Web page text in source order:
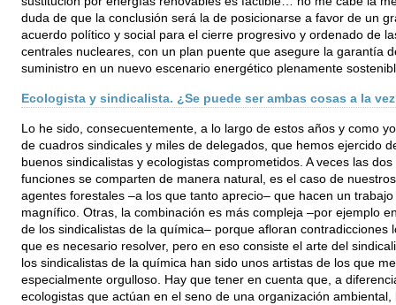
duda de que la conclusión será la de posicionarse a favor de un
acuerdo político y social para el cierre progresivo y ordenado de
centrales nucleares, con un plan puente que asegure la garantía
suministro en un nuevo escenario energético plenamente
Ecologista y sindicalista. ¿Se puede ser ambas cosas a la
Lo he sido, consecuentemente, a lo largo de estos años y como
de cuadros sindicales y miles de delegados, que hemos ejercido
buenos sindicalistas y ecologistas comprometidos. A veces las dos
funciones se comparten de manera natural, es el caso de nuestros
agentes forestales –a los que tanto aprecio– que hacen un trabajo
magnífico. Otras, la combinación es más compleja –por ejemplo
de los sindicalistas de la química– porque afloran contradicciones
que es necesario resolver, pero en eso consiste el arte del
los sindicalistas de la química han sido unos artistas de los que
especialmente orgulloso. Hay que tener en cuenta que, a
ecologistas que actúan en el seno de una organización ambiental,